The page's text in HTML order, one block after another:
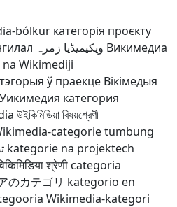
bólkur категорія проєкту
ویکیمیڈیا زمرہ Викимедиа
Wikimediji
ў праекце Вікімедыя
Уикимедия категория
উইকিমিডিয়া বিষয়শ্রেণী
categorietumbung
kategorie na projektech
श्रेणी categoria
のカテゴリ kategorio en
Wikimedia-kategori